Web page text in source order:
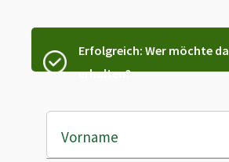
Erfolgreich: Wer möchte
erhalten?
Vorname